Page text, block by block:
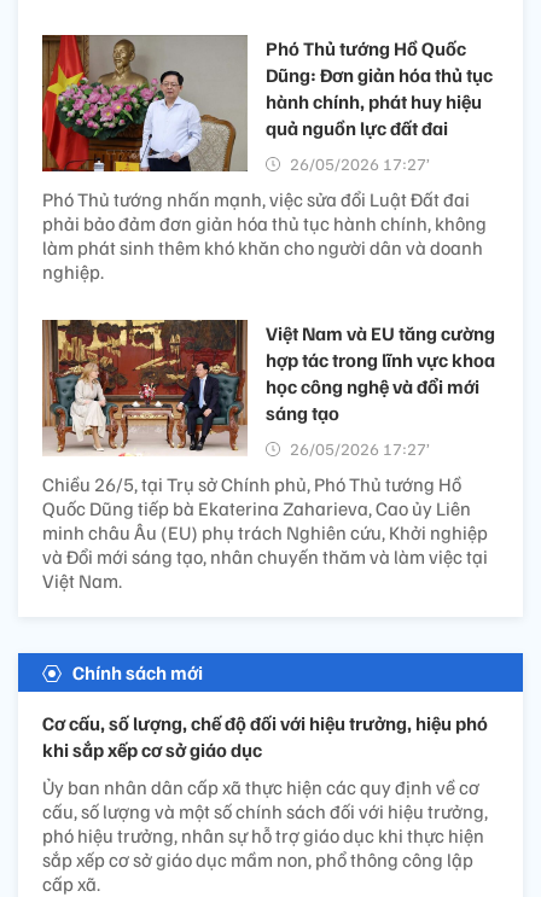
Phó Thủ tướng Hồ Quốc
Dũng: Đơn giản hóa thủ tục
hành chính, phát huy hiệu
quả nguồn lực đất đai
26/05/2026 17:27’
Phó Thủ tướng nhấn mạnh, việc sửa đổi Luật Đất đai
phải bảo đảm đơn giản hóa thủ tục hành chính, không
làm phát sinh thêm khó khăn cho người dân và doanh
nghiệp.
Việt Nam và EU tăng cường
hợp tác trong lĩnh vực khoa
học công nghệ và đổi mới
sáng tạo
26/05/2026 17:27’
Chiều 26/5, tại Trụ sở Chính phủ, Phó Thủ tướng Hồ
Quốc Dũng tiếp bà Ekaterina Zaharieva, Cao ủy Liên
minh châu Âu (EU) phụ trách Nghiên cứu, Khởi nghiệp
và Đổi mới sáng tạo, nhân chuyến thăm và làm việc tại
Việt Nam.
Chính sách mới
Cơ cấu, số lượng, chế độ đối với hiệu trưởng, hiệu phó
khi sắp xếp cơ sở giáo dục
Ủy ban nhân dân cấp xã thực hiện các quy định về cơ
cấu, số lượng và một số chính sách đối với hiệu trưởng,
phó hiệu trưởng, nhân sự hỗ trợ giáo dục khi thực hiện
sắp xếp cơ sở giáo dục mầm non, phổ thông công lập
cấp xã.